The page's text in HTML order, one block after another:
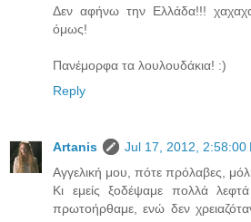
Δεν αφήνω την Ελλάδα!!!
όμως!
Πανέμορφα τα λουλουδάκια! :)
Reply
Artanis
Jul 17, 2012, 2:58:00
Αγγελική μου, πότε πρόλαβες,
Κι εμείς ξοδέψαμε πολλά
πρωτοήρθαμε, ενώ δεν